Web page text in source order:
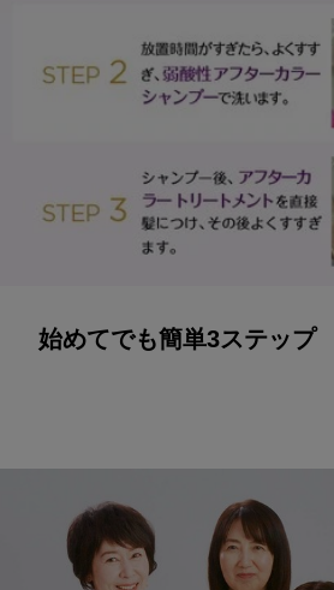
始めてでも簡単3ステップ